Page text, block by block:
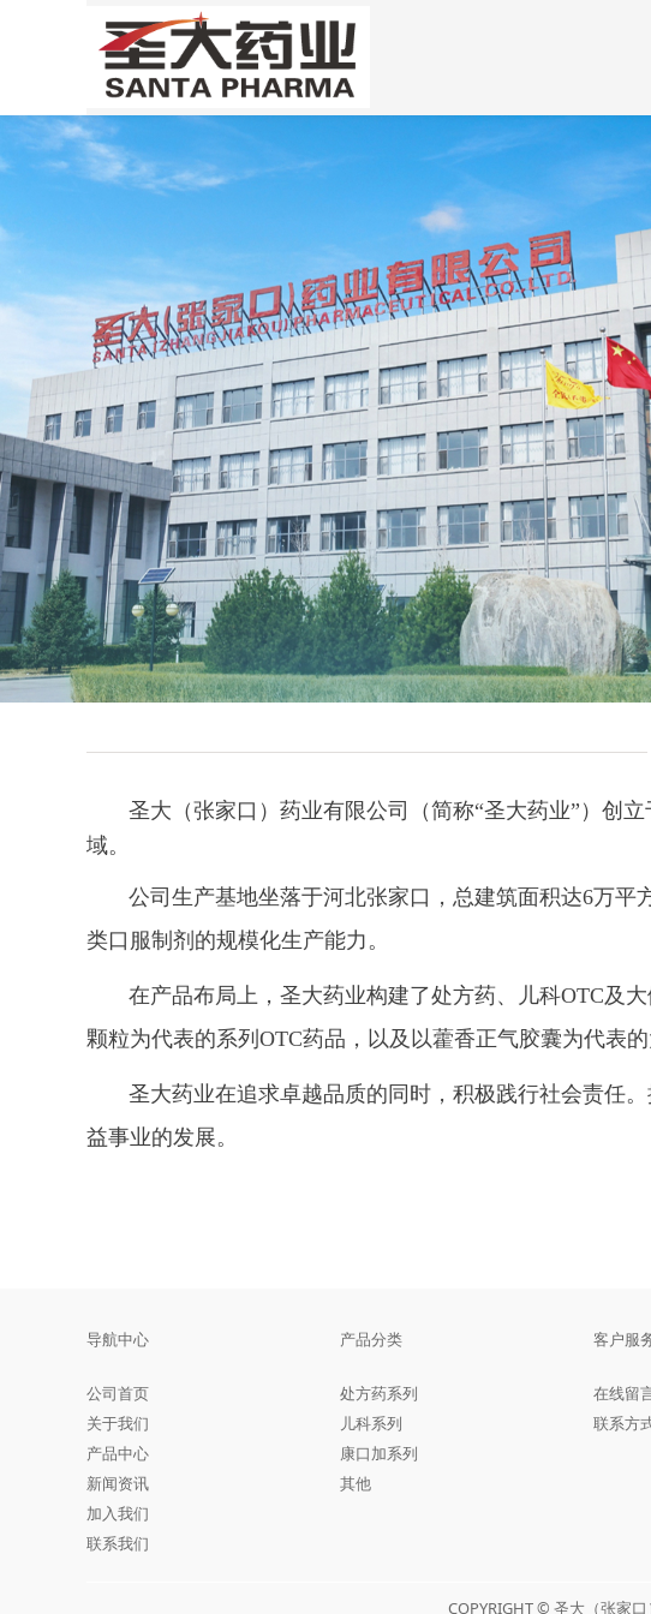
圣大（张家口）药业有限公司（简称“圣大药业”）创立
域。
公司生产基地坐落于河北张家口，总建筑面积达6万平
类口服制剂的规模化生产能力。
在产品布局上，圣大药业构建了处方药、儿科OTC及大
颗粒为代表的系列OTC药品，以及以藿香正气胶囊为代表的
圣大药业在追求卓越品质的同时，积极践行社会责任。
益事业的发展。
导航中心
公司首页
关于我们
产品中心
新闻资讯
加入我们
联系我们
产品分类
处方药系列
儿科系列
康口加系列
其他
客户服
在线留
联系方
COPYRIGHT © 圣大（张家